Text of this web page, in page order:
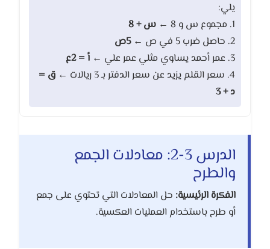
يلي:
1. مجموع س و 8 ←
س + 8
2. حاصل ضرب 5 في ص ←
5ص
3. عمر أحمد يساوي مثلي عمر علي ←
أ = 2ع
4. سعر القلم يزيد عن سعر الدفتر بـ 3 ريالات ←
ق =
د + 3
الدرس 3-2: معادلات الجمع
والطرح
الفكرة الرئيسية: حل المعادلات التي تحتوي على جمع
أو طرح باستخدام العمليات العكسية.